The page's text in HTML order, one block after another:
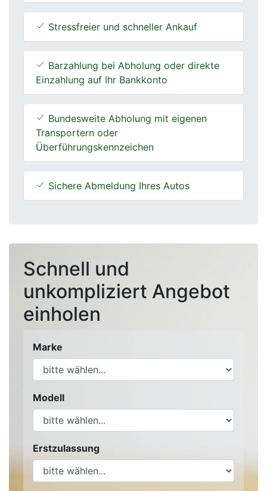
Stressfreier und schneller Ankauf
Barzahlung bei Abholung oder direkte
Einzahlung auf Ihr Bankkonto
Bundesweite Abholung mit eigenen
Transportern oder
Überführungskennzeichen
Sichere Abmeldung Ihres Autos
Schnell und
unkompliziert Angebot
einholen
Marke
Modell
Erstzulassung